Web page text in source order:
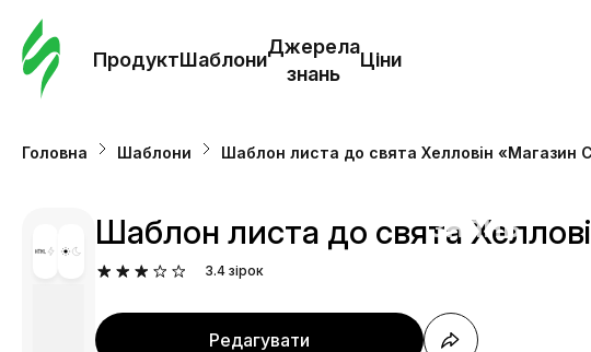
ПродуктШаблони
Джерела
знань
Ціни
знань
Головна Шаблони Шаблон листа до свята Хелловін «Магазин
Шаблон листа до свята
3.4зірок
Редагувати